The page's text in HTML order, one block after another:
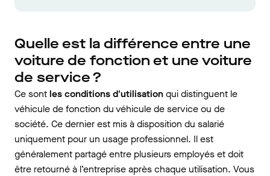
Quelle est la différence entre une
voiture de fonction et une voiture
de service ?
Ce sontles conditions d'utilisationqui distinguent le
véhicule de fonction du véhicule de service ou de
société. Ce dernier est mis à disposition du salarié
uniquement pour un usage professionnel. Il est
généralement partagé entre plusieurs employés et doit
être retourné à l’entreprise après chaque utilisation. Vous